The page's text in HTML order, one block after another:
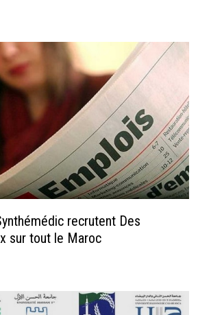
recrutent Des
sur tout le Maroc